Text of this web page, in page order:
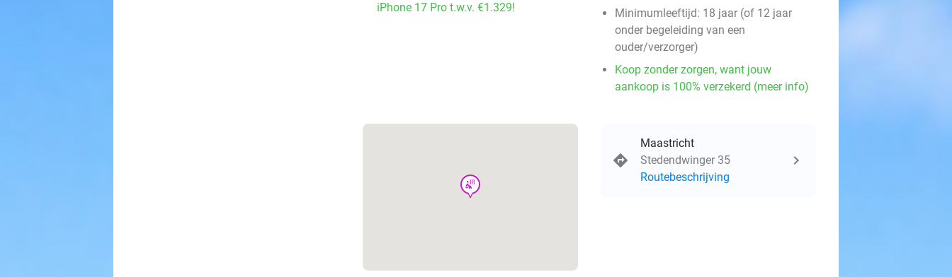
iPhone 17 Pro t.w.v. €1.329!
Minimumleeftijd: 18 jaar (of 12 jaar
onder begeleiding van een
ouder/verzorger)
Koop zonder zorgen, want jouw
aankoop is 100% verzekerd (meer info)
wellness
Maastricht
Stedendwinger 35
Routebeschrijving